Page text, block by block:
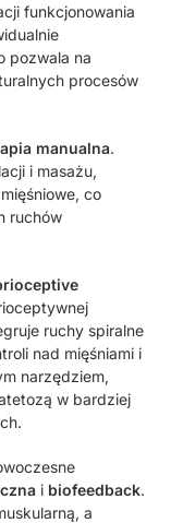
funkcjonowania
pozwala na
procesów
manualna.
i masażu,
co
ruchów
ruchy spiralne
nad mięśniami i
narzędziem,
w bardziej
i biofeedback.
a